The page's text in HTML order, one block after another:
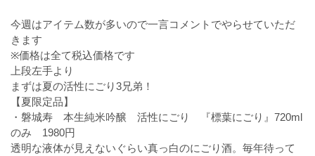
今週はアイテム数が多いので一言コメントでやらせていただ
きます
※価格は全て税込価格です
上段左手より
まずは夏の活性にごり3兄弟！
【夏限定品】
・磐城寿 本生純米吟醸 活性にごり 『標葉にごり』720ml
のみ 1980円
透明な液体が見えないぐらい真っ白のにごり酒。毎年待って